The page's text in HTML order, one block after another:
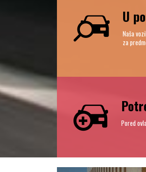
U
Naša
za
Pored